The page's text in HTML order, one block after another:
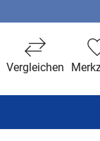
Vergleichen